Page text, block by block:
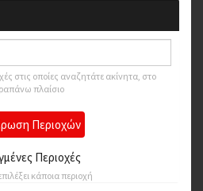
στις οποίες αναζητάτε ακίνητα, στο
πλαίσιο
Περιοχών
Περιοχές
κάποια περιοχή